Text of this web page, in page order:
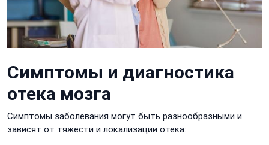
Симптомы и диагностика
отека мозга
Симптомы заболевания могут быть разнообразными и
зависят от тяжести и локализации отека: